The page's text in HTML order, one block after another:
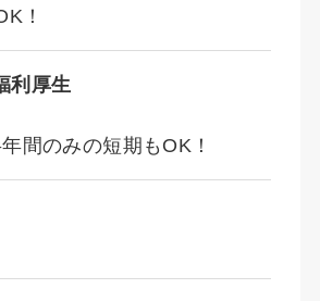
！
利厚生
間のみの短期もOK！